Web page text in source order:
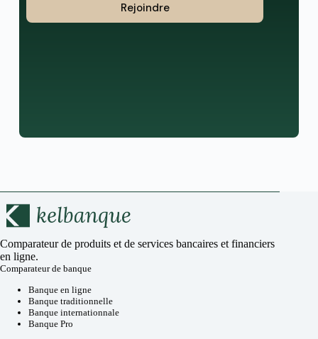
Rejoindre
Comparateur de produits et de services bancaires et financiers
en ligne.
Comparateur de banque
Banque en ligne
Banque traditionnelle
Banque internationnale
Banque Pro